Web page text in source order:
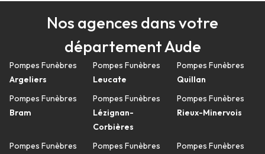
Nos agences dans votre
département Aude
Pompes Funèbres
Argeliers
Pompes Funèbres
Bram
Pompes Funèbres
Pompes Funèbres
Leucate
Pompes Funèbres
Lézignan-
Corbières
Pompes Funèbres
Pompes Funèbres
Quillan
Pompes Funèbres
Rieux-Minervois
Pompes Funèbres